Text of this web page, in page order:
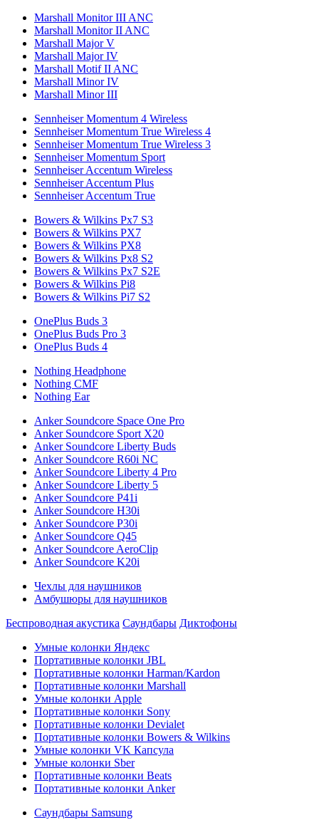
Marshall Monitor III ANC
Marshall Monitor II ANC
Marshall Major V
Marshall Major IV
Marshall Motif II ANC
Marshall Minor IV
Marshall Minor III
Sennheiser Momentum 4 Wireless
Sennheiser Momentum True Wireless 4
Sennheiser Momentum True Wireless 3
Sennheiser Momentum Sport
Sennheiser Accentum Wireless
Sennheiser Accentum Plus
Sennheiser Accentum True
Bowers & Wilkins Px7 S3
Bowers & Wilkins PX7
Bowers & Wilkins PX8
Bowers & Wilkins Px8 S2
Bowers & Wilkins Px7 S2E
Bowers & Wilkins Pi8
Bowers & Wilkins Pi7 S2
OnePlus Buds 3
OnePlus Buds Pro 3
OnePlus Buds 4
Nothing Headphone
Nothing CMF
Nothing Ear
Anker Soundcore Space One Pro
Anker Soundcore Sport X20
Anker Soundcore Liberty Buds
Anker Soundcore R60i NC
Anker Soundcore Liberty 4 Pro
Anker Soundcore Liberty 5
Anker Soundcore P41i
Anker Soundcore H30i
Anker Soundcore P30i
Anker Soundcore Q45
Anker Soundcore AeroClip
Anker Soundcore K20i
Чехлы для наушников
Амбушюры для наушников
Беспроводная акустика Саундбары Диктофоны
Умные колонки Яндекс
Портативные колонки JBL
Портативные колонки Harman/Kardon
Портативные колонки Marshall
Умные колонки Apple
Портативные колонки Sony
Портативные колонки Devialet
Портативные колонки Bowers & Wilkins
Умные колонки VK Капсула
Умные колонки Sber
Портативные колонки Beats
Портативные колонки Anker
Саундбары Samsung